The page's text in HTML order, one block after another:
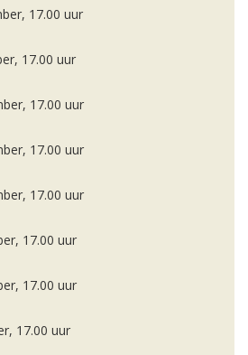
17.00 uur
17.00 uur
17.00 uur
17.00 uur
17.00 uur
17.00 uur
17.00 uur
17.00 uur